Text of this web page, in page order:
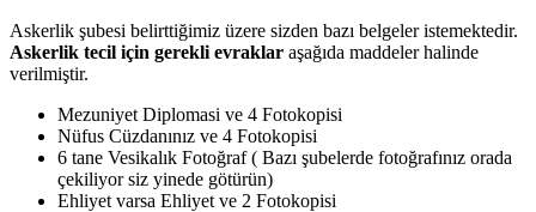
Askerlik şubesi belirttiğimiz üzere sizden bazı belgeler istemektedir.
Askerlik tecil için gerekli evraklar aşağıda maddeler halinde
verilmiştir.
Mezuniyet Diplomasi ve 4 Fotokopisi
Nüfus Cüzdanınız ve 4 Fotokopisi
6 tane Vesikalık Fotoğraf ( Bazı şubelerde fotoğrafınız orada
çekiliyor siz yinede götürün)
Ehliyet varsa Ehliyet ve 2 Fotokopisi